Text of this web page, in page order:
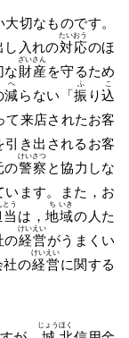
切なものです。
し入れの対
たい
応
おう
のほ
な財
ざい
産
さん
を守るため
減
へ
らない「振
ふ
り込
こ
て来店されたお客
引き出されるお客
の警
けい
察
さつ
と協力しな
ます。また，お
当
とう
は，地
ち
域
いき
の人た
の経
けい
営
えい
がうまくい
社の経
けい
営
えい
に関する
じょうほく